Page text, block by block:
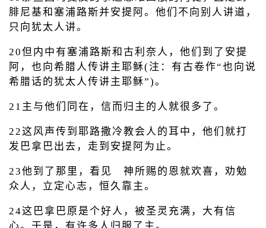
腓尼基和塞浦路斯并安提阿。他们不向别人讲道，
只向犹太人讲。
20但内中有塞浦路斯和古利奈人，他们到了安提
阿，也向希腊人传讲主耶稣(注：有古卷作“也向说
希腊话的犹太人传讲主耶稣”)。
21主与他们同在，信而归主的人就很多了。
22这风声传到耶路撒冷教会人的耳中，他们就打
发巴拿巴出去，走到安提阿为止。
23他到了那里，看见 神所赐的恩就欢喜，劝勉
众人，立定心志，恒久靠主。
24这巴拿巴原是个好人，被圣灵充满，大有信